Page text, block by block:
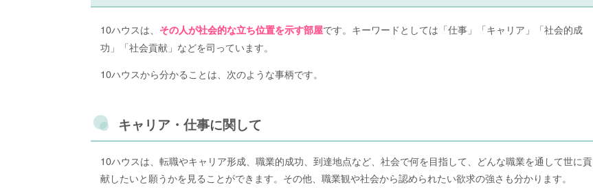
10ハウスは、 その人が社会的な立ち位置を示す部屋です。キーワードとしては「仕事」「キャリア」「社会的成
功」「社会貢献」などを司っています。
10ハウスから分かることは、次のような事柄です。
キャリア・仕事に関して
10ハウスは、転職やキャリア形成、職業的成功、到達地点など、社会で何を目指して、どんな職業を通して世に貢
献したいと願うかを見ることができます。その他、職業観や社会から認められたい欲求の強さも分かります。